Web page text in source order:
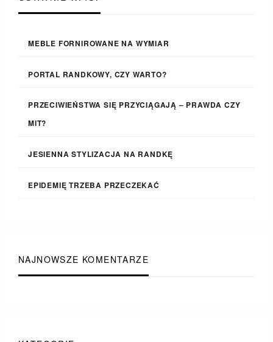
MEBLE FORNIROWANE NA WYMIAR
PORTAL RANDKOWY, CZY WARTO?
PRZECIWIEŃSTWA SIĘ PRZYCIĄGAJĄ – PRAWDA CZY
MIT?
JESIENNA STYLIZACJA NA RANDKĘ
EPIDEMIĘ TRZEBA PRZECZEKAĆ
NAJNOWSZE KOMENTARZE